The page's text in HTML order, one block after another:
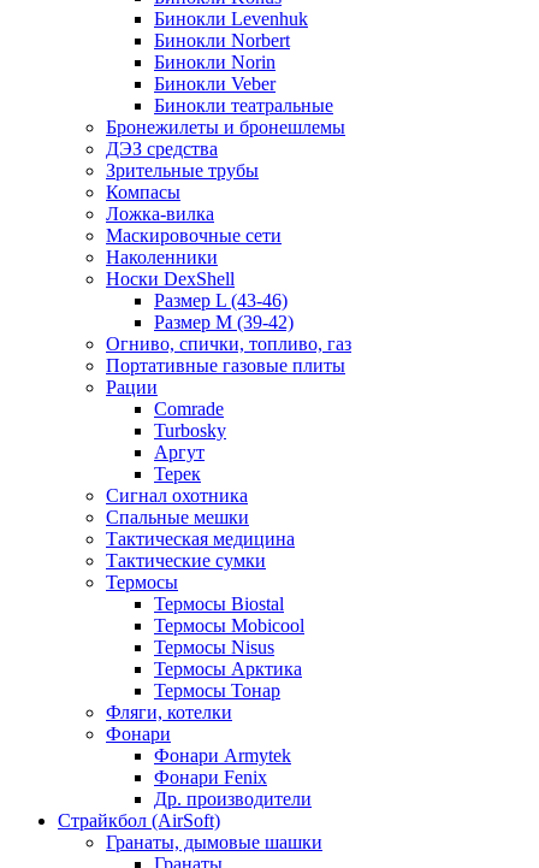
Бинокли Levenhuk
Бинокли Norbert
Бинокли Norin
Бинокли Veber
Бинокли театральные
Бронежилеты и бронешлемы
ДЭЗ средства
Зрительные трубы
Компасы
Ложка-вилка
Маскировочные сети
Наколенники
Носки DexShell
Размер L (43-46)
Размер M (39-42)
Огниво, спички, топливо, газ
Портативные газовые плиты
Рации
Comrade
Turbosky
Аргут
Терек
Сигнал охотника
Спальные мешки
Тактическая медицина
Тактические сумки
Термосы
Термосы Biostal
Термосы Mobicool
Термосы Nisus
Термосы Арктика
Термосы Тонар
Фляги, котелки
Фонари
Фонари Armytek
Фонари Fenix
Др. производители
Страйкбол (AirSoft)
Гранаты, дымовые шашки
Гранаты